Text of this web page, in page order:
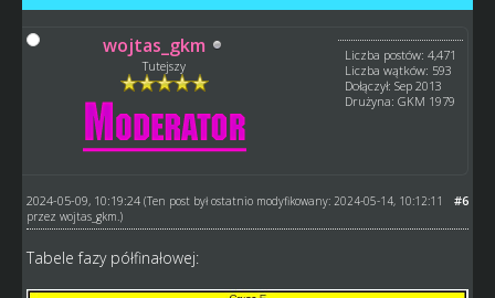
wojtas_gkm
Tutejszy
Liczba postów: 4,471
Liczba wątków: 593
Dołączył: Sep 2013
Drużyna: GKM 1979
#6
2024-05-09, 10:19:24 (Ten post był ostatnio modyfikowany: 2024-05-14, 10:12:11
przez wojtas_gkm .)
Tabele fazy półfinałowej: